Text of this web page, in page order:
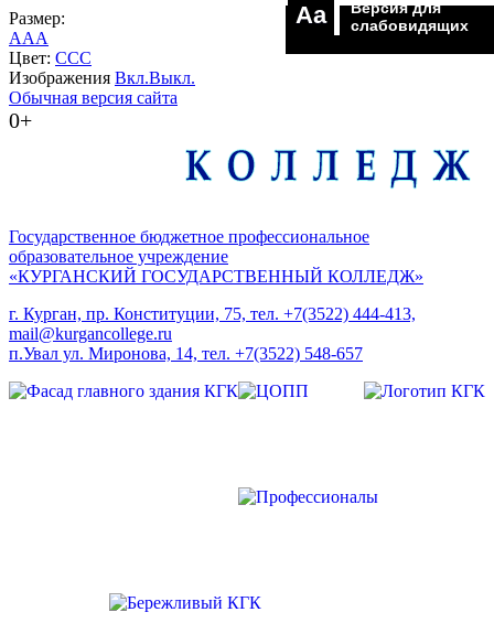
Размер:
AAA
Цвет: CCC
Изображения Вкл.Выкл.
Обычная версия сайта
0+
Aa
Версия для
слабовидящих
Государственное бюджетное профессиональное
образовательное учреждение
«КУРГАНСКИЙ ГОСУДАРСТВЕННЫЙ КОЛЛЕДЖ»
г. Курган, пр. Конституции, 75, тел. +7(3522) 444-413,
mail@kurgancollege.ru
п.Увал ул. Миронова, 14, тел. +7(3522) 548-657